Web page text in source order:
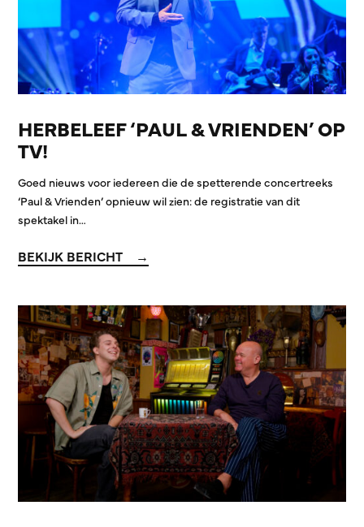
HERBELEEF ‘PAUL & VRIENDEN’ OP
TV!
Goed nieuws voor iedereen die de spetterende concertreeks
‘Paul & Vrienden’ opnieuw wil zien: de registratie van dit
spektakel in…
BEKIJK BERICHT